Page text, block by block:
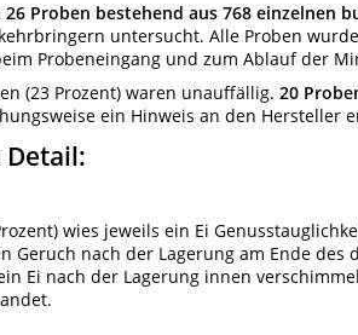
26 Proben bestehend aus 768 einzelnen
untersucht. Alle Proben
Probeneingang und zum Ablauf der
(23 Prozent) waren unauffällig. 20
ein Hinweis an den Hersteller
Detail:
wies jeweils ein Ei
Geruch nach der Lagerung am Ende
Ei nach der Lagerung innen